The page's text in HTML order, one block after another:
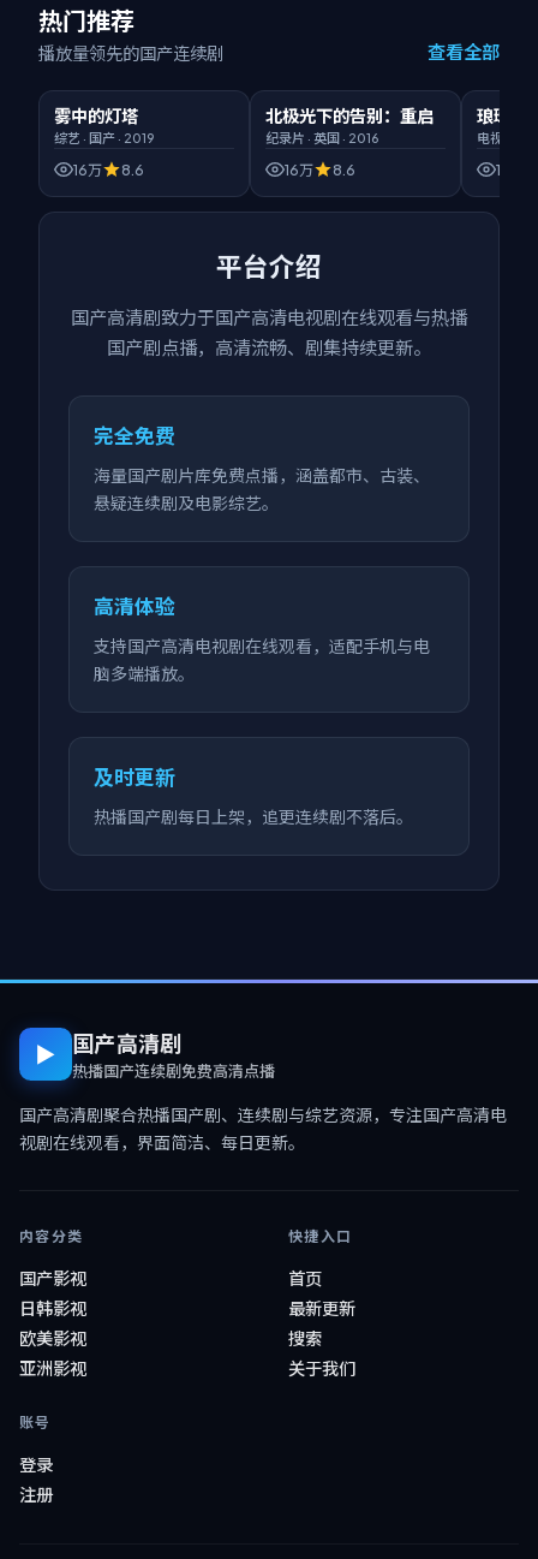
热门推荐
播放量领先的国产连续剧 查看全部
热门
雾中的灯塔
综艺 · 国产 · 2019
16万 8.6
热门
北极光下的告别：重启
纪录片 · 英国 · 2016
16万 8.6
热门
琅琊榜
电视剧
16万
平台介绍
国产高清剧致力于国产高清电视剧在线观看与热播
国产剧点播，高清流畅、剧集持续更新。
完全免费
海量国产剧片库免费点播，涵盖都市、古装、
悬疑连续剧及电影综艺。
高清体验
支持国产高清电视剧在线观看，适配手机与电
脑多端播放。
及时更新
热播国产剧每日上架，追更连续剧不落后。
▶ 国产高清剧
热播国产连续剧免费高清点播
国产高清剧聚合热播国产剧、连续剧与综艺资源，专注国产高清电
视剧在线观看，界面简洁、每日更新。
内容分类
国产影视
日韩影视
欧美影视
亚洲影视
快捷入口
首页
最新更新
搜索
关于我们
账号
登录
注册